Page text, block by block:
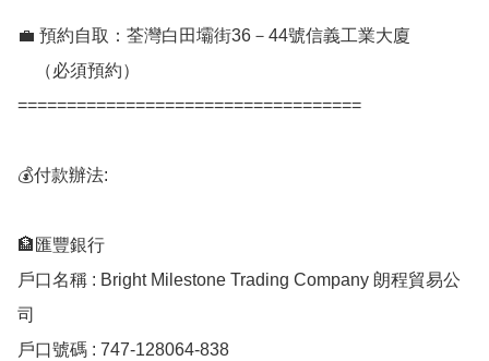
💼 預約自取：荃灣白田壩街36－44號信義工業大廈
===================================
💰付款辦法:
🏦匯豐銀行
戶口名稱 : Bright Milestone Trading Company 朗程貿易公
司
戶口號碼 : 747-128064-838